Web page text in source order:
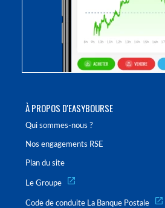
À PROPOS D'EASYBOURSE
Qui sommes-nous ?
Nos engagements RSE
Plan du site
Le Groupe
Code de conduite La Banque Postale